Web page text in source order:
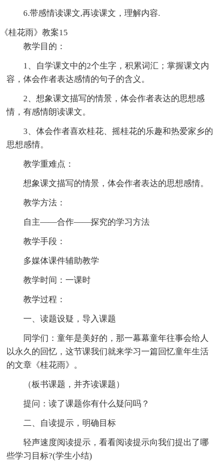
6.带感情读课文,再读课文，理解内容.
《桂花雨》教案15
教学目的：
1、自学课文中的2个生字，积累词汇；掌握课文内
容，体会作者表达感情的句子的含义。
2、想象课文描写的情景，体会作者表达的思想感
情，有感情朗读课文。
3、体会作者喜欢桂花、摇桂花的乐趣和热爱家乡的
思想感情。
教学重难点：
想象课文描写的情景，体会作者表达的思想感情。
教学方法：
自主——合作——探究的学习方法
教学手段：
多媒体课件辅助教学
教学时间：一课时
教学过程：
一、读题设疑，导入课题
同学们：童年是美好的，那一幕幕童年往事会给人
以永久的回忆，这节课我们就来学习一篇回忆童年生活
的文章《桂花雨》。
（板书课题，并齐读课题）
提问：读了课题你有什么疑问吗？
二、自读提示，明确目标
轻声速度阅读提示，看看阅读提示向我们提出了哪
些学习目标?(学生小结)